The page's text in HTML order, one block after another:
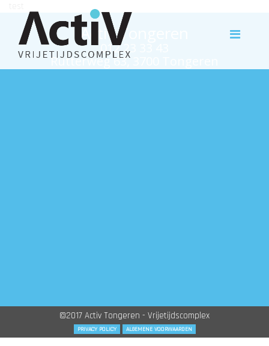
Activ Tongeren
012 23 33 43
Rutterweg 63, 3700 Tongeren
©2017 Activ Tongeren - Vrijetijdscomplex
PRIVACY POLICY ALGEMENE VOORWAARDEN